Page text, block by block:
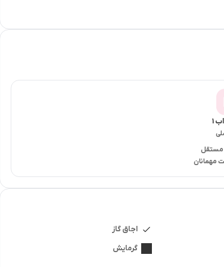
۱
مستقل
مهمانان
اجاق گاز
گرمایش